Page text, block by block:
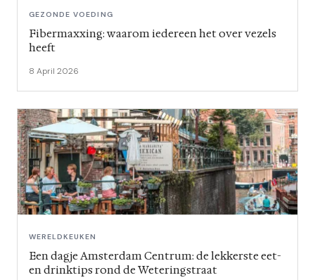
GEZONDE VOEDING
Fibermaxxing: waarom iedereen het over vezels
heeft
8 April 2026
WERELDKEUKEN
Een dagje Amsterdam Centrum: de lekkerste eet-
en drinktips rond de Weteringstraat